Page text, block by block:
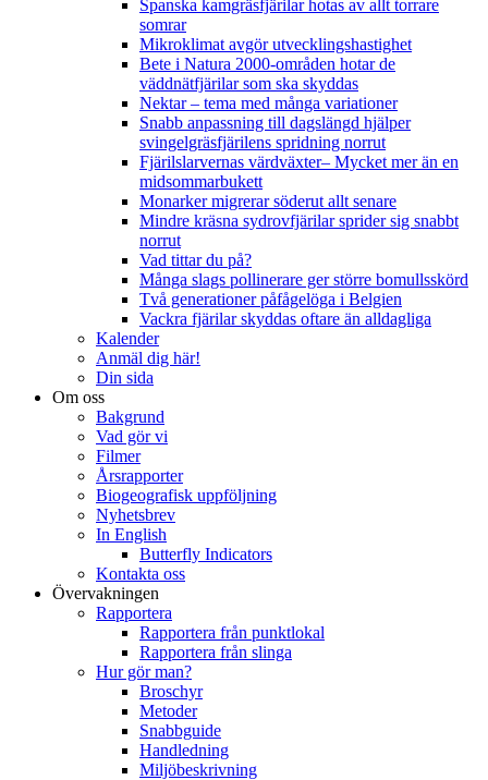
Spanska kamgräsfjärilar hotas av allt torrare
somrar
Mikroklimat avgör utvecklingshastighet
Bete i Natura 2000-områden hotar de
väddnätfjärilar som ska skyddas
Nektar – tema med många variationer
Snabb anpassning till dagslängd hjälper
svingelgräsfjärilens spridning norrut
Fjärilslarvernas värdväxter– Mycket mer än en
midsommarbukett
Monarker migrerar söderut allt senare
Mindre kräsna sydrovfjärilar sprider sig snabbt
norrut
Vad tittar du på?
Många slags pollinerare ger större bomullsskörd
Två generationer påfågelöga i Belgien
Vackra fjärilar skyddas oftare än alldagliga
Kalender
Anmäl dig här!
Din sida
Om oss
Bakgrund
Vad gör vi
Filmer
Årsrapporter
Biogeografisk uppföljning
Nyhetsbrev
In English
Butterfly Indicators
Kontakta oss
Övervakningen
Rapportera
Rapportera från punktlokal
Rapportera från slinga
Hur gör man?
Broschyr
Metoder
Snabbguide
Handledning
Miljöbeskrivning